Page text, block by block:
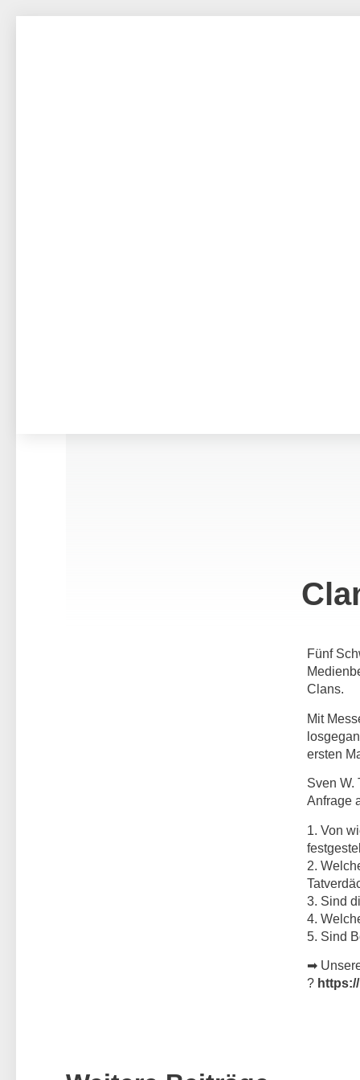
Fünf
Clans.
Mit
ersten
Sven W.
Anfrage
1. Von
2.
3. Sind
4.
5. Sind
➡
?